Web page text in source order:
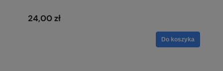
24,00 zł
Do koszyka